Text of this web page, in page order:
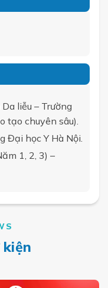
liễu – Trường
tạo chuyên sâu).
Đại học Y Hà Nội.
1, 2, 3) –